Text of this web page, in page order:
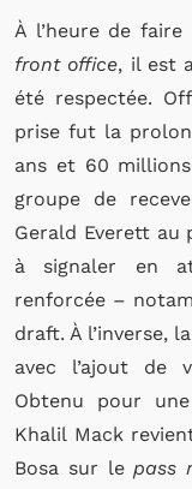
À l’heure de
front office, il est
été respectée.
prise fut la
ans et 60
groupe de
Gerald Everett au
à signaler en
renforcée –
draft. À l’inverse,
avec l’ajout de
Obtenu pour
Khalil Mack
Bosa sur lepass